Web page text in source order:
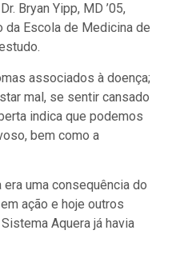
Bryan Yipp, MD ’05,
da Escola de Medicina de
associados à doença;
mal, se sentir cansado
indica que podemos
bem como a
uma consequência do
ação e hoje outros
Aquera já havia